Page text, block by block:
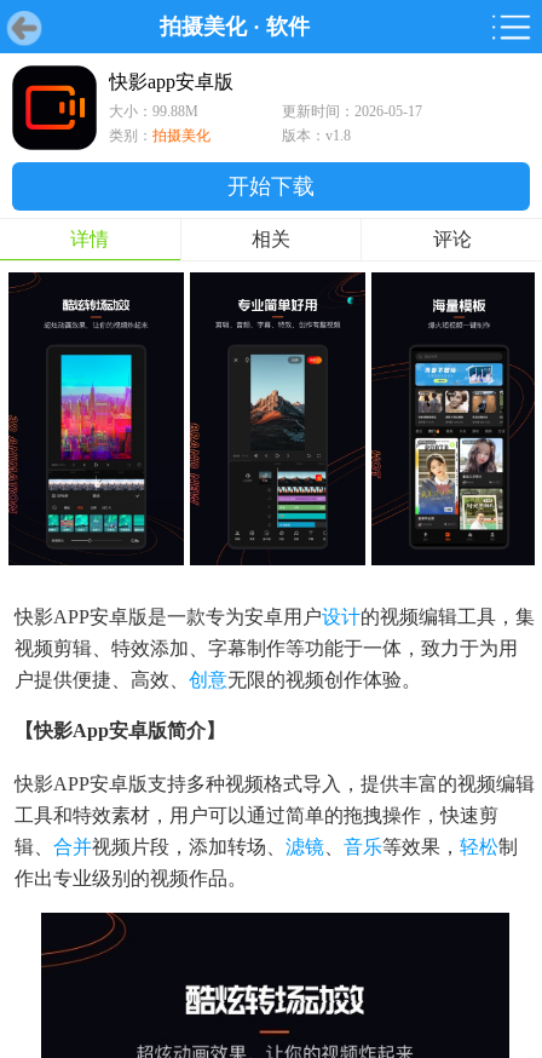
拍摄美化· 软件
游戏 软件
首页 软件 鸿蒙
游戏
鸿蒙
软件
快影app安卓版
大小：99.88M
更新时间：2026-05-17
类别： 拍摄美化 版本：v1.8
开始下载
详情 相关 评论
快影APP安卓版是一款专为安卓用户设计的视频编辑工具，集
视频剪辑、特效添加、字幕制作等功能于一体，致力于为用
户提供便捷、高效、 创意无限的视频创作体验。
【快影app安卓版简介】
快影APP安卓版支持多种视频格式导入，提供丰富的视频编辑
工具和特效素材，用户可以通过简单的拖拽操作，快速剪
辑、 合并视频片段，添加转场、 滤镜 音乐等效果， 轻松制
作出专业级别的视频作品。